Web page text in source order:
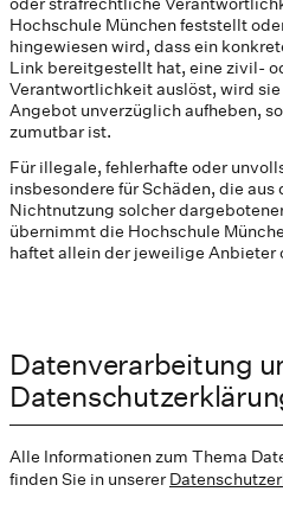
Hochschule München feststellt
hingewiesen wird, dass ein
Link bereitgestellt hat, eine zivil-
Verantwortlichkeit auslöst, wird
Angebot unverzüglich aufheben,
zumutbar ist.
Für illegale, fehlerhafte oder
insbesondere für Schäden, die aus
Nichtnutzung solcher
übernimmt die Hochschule
haftet allein der jeweilige Anbieter
Datenverarbeitung
Alle Informationen zum Thema
finden Sie in unserer